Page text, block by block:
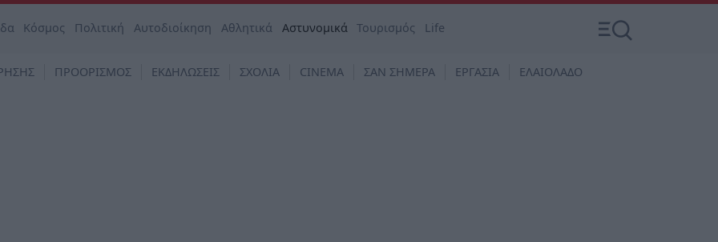
Κόσμος Πολιτική Αυτοδιοίκηση Αθλητικά Αστυνομικά Τουρισμός Life
ΠΡΟΟΡΙΣΜΟΣ ΕΚΔΗΛΩΣΕΙΣ ΣΧΟΛΙΑ CINEMA ΣΑΝ ΣΗΜΕΡΑ ΕΡΓΑΣΙΑ ΕΛΑΙΟΛΑΔΟ